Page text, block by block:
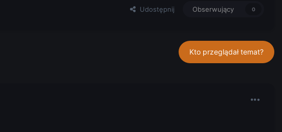
Udostępnij Obserwujący 0
Kto przeglądał temat?